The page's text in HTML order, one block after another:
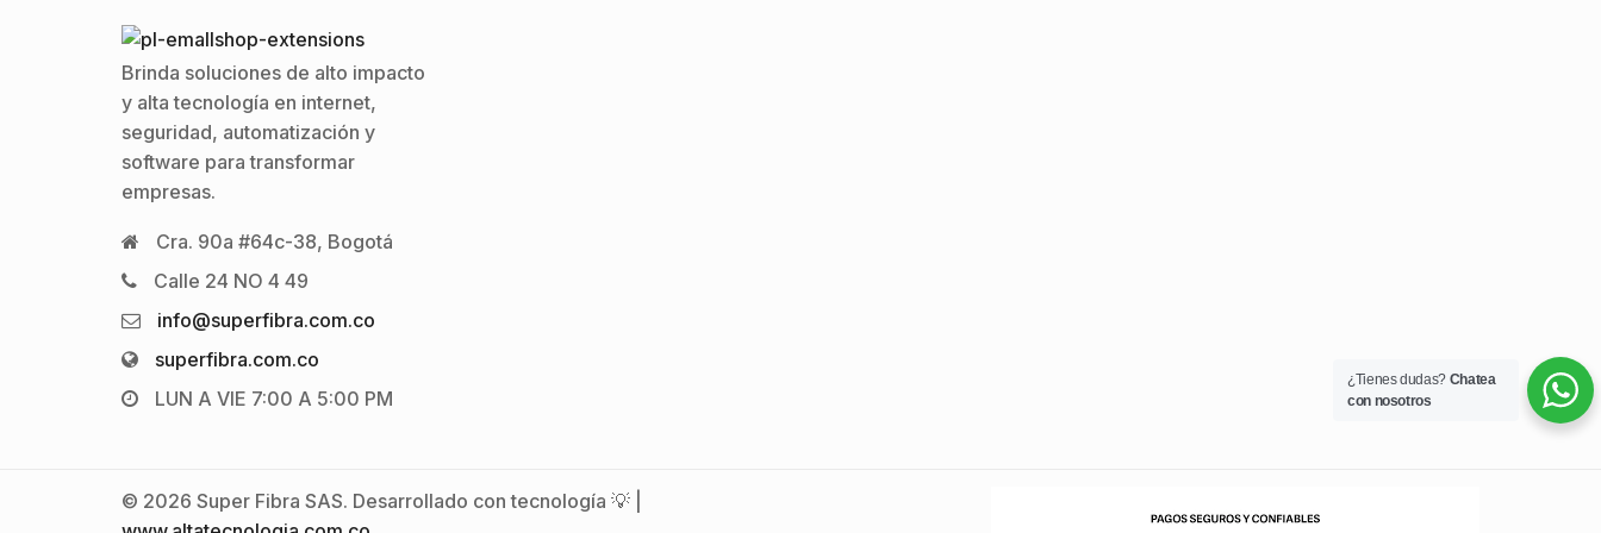
Brinda soluciones de alto impacto
y alta tecnología en internet,
seguridad, automatización y
software para transformar
empresas.
Cra. 90a #64c-38, Bogotá
Calle 24 NO 4 49
info@superfibra.com.co
superfibra.com.co
LUN A VIE 7:00 A 5:00 PM
© 2026 Super Fibra SAS. Desarrollado con tecnología 💡 |
¿Tienes dudas? Chatea
con nosotros